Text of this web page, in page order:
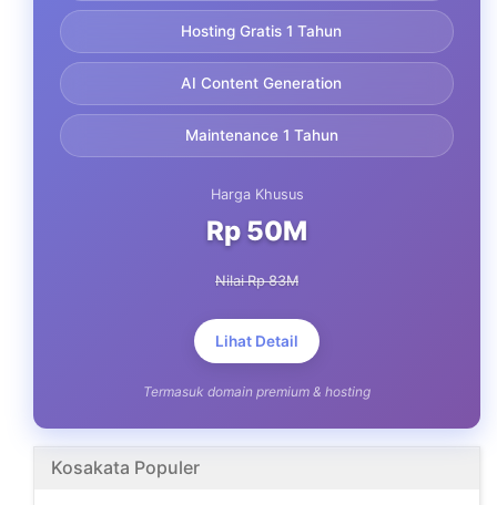
Hosting Gratis 1 Tahun
AI Content Generation
Maintenance 1 Tahun
Harga Khusus
Rp 50M
Nilai Rp 83M
Lihat Detail
Termasuk domain premium & hosting
Kosakata Populer